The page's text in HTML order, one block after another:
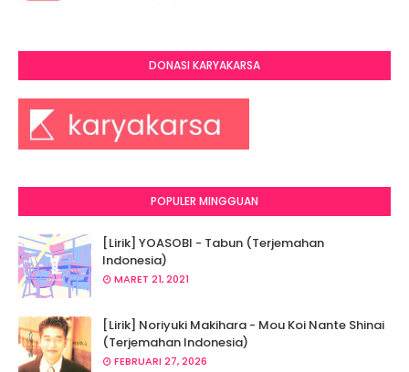
DONASI KARYAKARSA
POPULER MINGGUAN
[Lirik] YOASOBI - Tabun (Terjemahan
Indonesia)
MARET 21, 2021
[Lirik] Noriyuki Makihara - Mou Koi Nante Shinai
(Terjemahan Indonesia)
FEBRUARI 27, 2026